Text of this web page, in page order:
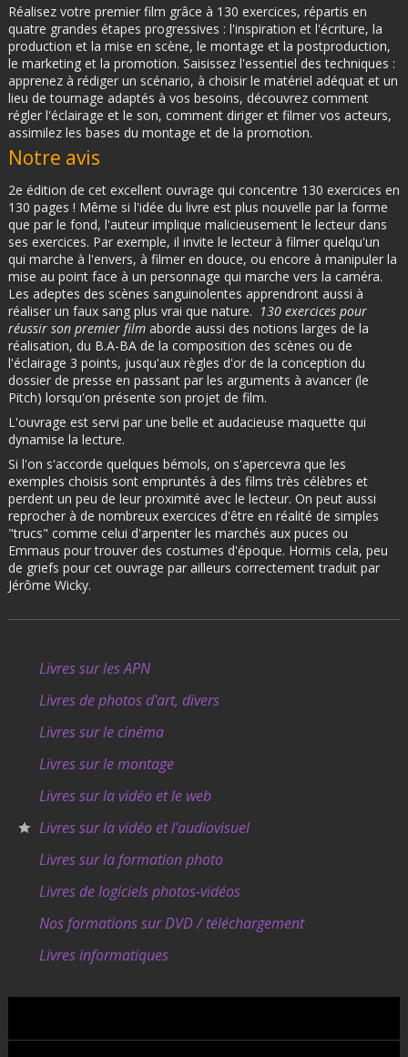
Réalisez votre premier film grâce à 130 exercices, répartis en
quatre grandes étapes progressives : l'inspiration et l'écriture, la
production et la mise en scène, le montage et la postproduction,
le marketing et la promotion. Saisissez l'essentiel des techniques :
apprenez à rédiger un scénario, à choisir le matériel adéquat et un
lieu de tournage adaptés à vos besoins, découvrez comment
régler l'éclairage et le son, comment diriger et filmer vos acteurs,
assimilez les bases du montage et de la promotion.
Notre avis
2e édition de cet excellent ouvrage qui concentre 130 exercices en
130 pages ! Même si l'idée du livre est plus nouvelle par la forme
que par le fond, l'auteur implique malicieusement le lecteur dans
ses exercices. Par exemple, il invite le lecteur à filmer quelqu'un
qui marche à l'envers, à filmer en douce, ou encore à manipuler la
mise au point face à un personnage qui marche vers la caméra.
Les adeptes des scènes sanguinolentes apprendront aussi à
réaliser un faux sang plus vrai que nature. 130 exercices pour
réussir son premier filmaborde aussi des notions larges de la
réalisation, du B.A-BA de la composition des scènes ou de
l'éclairage 3 points, jusqu'aux règles d'or de la conception du
dossier de presse en passant par les arguments à avancer (le
Pitch) lorsqu'on présente son projet de film.
L'ouvrage est servi par une belle et audacieuse maquette qui
dynamise la lecture.
Si l'on s'accorde quelques bémols, on s'apercevra que les
exemples choisis sont empruntés à des films très célèbres et
perdent un peu de leur proximité avec le lecteur. On peut aussi
reprocher à de nombreux exercices d'être en réalité de simples
"trucs" comme celui d'arpenter les marchés aux puces ou
Emmaus pour trouver des costumes d'époque. Hormis cela, peu
de griefs pour cet ouvrage par ailleurs correctement traduit par
Jérôme Wicky.
Livres sur les APN
Livres de photos d'art, divers
Livres sur le cinéma
Livres sur le montage
Livres sur la vidéo et le web
Livres sur la vidéo et l'audiovisuel
Livres sur la formation photo
Livres de logiciels photos-vidéos
Nos formations sur DVD / téléchargement
Livres informatiques